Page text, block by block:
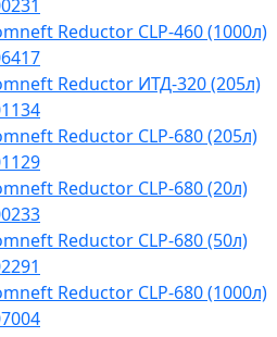
Reductor CLP-460 (1000л)
Reductor ИТД-320 (205л)
Reductor CLP-680 (205л)
Reductor CLP-680 (20л)
Reductor CLP-680 (50л)
Reductor CLP-680 (1000л)